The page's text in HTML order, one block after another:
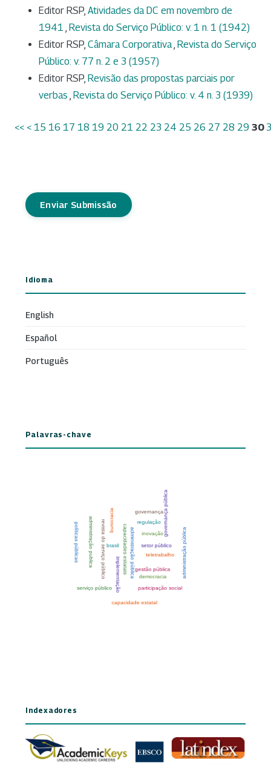
Editor RSP, Atividades da DC em novembro de
1941
Revista do Serviço Público: v. 1 n. 1 (1942)
Editor RSP, Câmara Corporativa Revista do Serviço
Público: v. 77 n. 2 e 3 (1957)
Editor RSP, Revisão das propostas parciais por
verbas Revista do Serviço Público: v. 4 n. 3 (1939)
<< < 15 16 17 18 19 20 21 22 23 24 25 26 27 28 29 30
Enviar Submissão
Idioma
English
Español
Português
Palavras-chave
Indexadores